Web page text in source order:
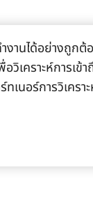
ำงานได้อย่างถู
เคราะห์การเ
เนอร์การวิเครา